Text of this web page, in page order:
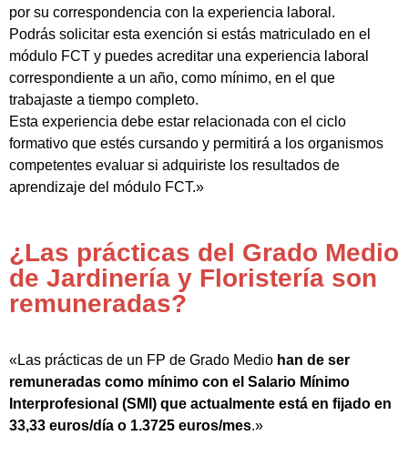
por su correspondencia con la experiencia laboral.
Podrás solicitar esta exención si estás matriculado en el
módulo FCT y puedes acreditar una experiencia laboral
correspondiente a un año, como mínimo, en el que
trabajaste a tiempo completo.
Esta experiencia debe estar relacionada con el ciclo
formativo que estés cursando y permitirá a los organismos
competentes evaluar si adquiriste los resultados de
aprendizaje del módulo FCT.»
¿Las prácticas del Grado Medio
de Jardinería y Floristería son
remuneradas?
«Las prácticas de un FP de Grado Medio han de ser
remuneradas como mínimo con el Salario Mínimo
Interprofesional (SMI) que actualmente está en fijado en
33,33 euros/día o 1.3725 euros/mes.»